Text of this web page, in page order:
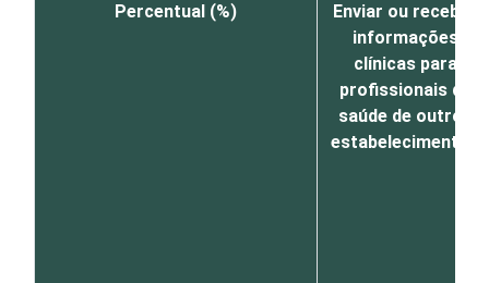
Percentual (%)
Enviar ou receber
informações
clínicas para
profissionais de
saúde de outros
estabelecimentos